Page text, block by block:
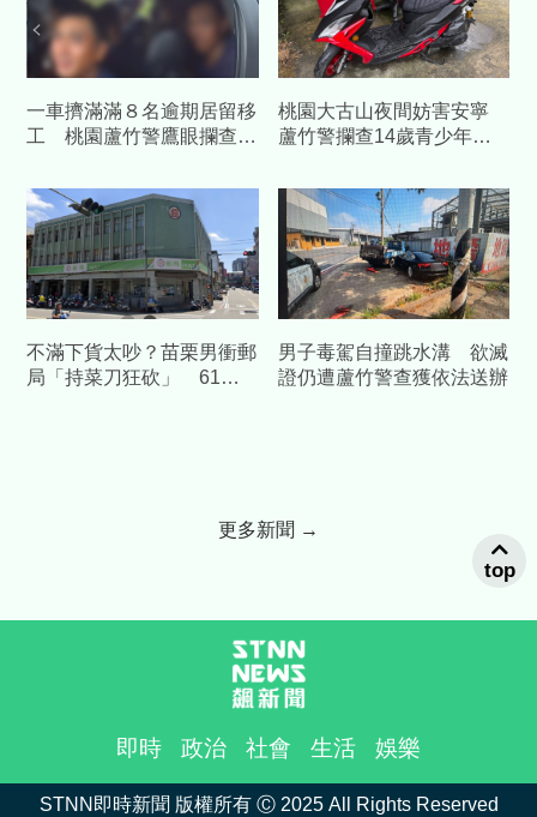
一車擠滿滿８名逾期居留移
工 桃園蘆竹警鷹眼攔查車
桃園大古山夜間妨害安寧
蘆竹警攔查14歲青少年無
不滿下貨太吵？苗栗男衝郵
局「持菜刀狂砍」 61歲
男子毒駕自撞跳水溝 欲滅
證仍遭蘆竹警查獲依法送辦
更多新聞 →
即時 政治 社會 生活 娛樂
STNN即時新聞 版權所有 Ⓒ 2025 All Rights Reserved
top